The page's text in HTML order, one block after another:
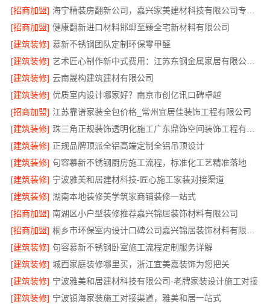
[招商加盟]
[招商加盟] 健康翻新进口材料邯郸至臻全宅新材料有限公司
[建筑装修] 慕新不锈钢团队定制环保零甲醛
[建筑装修]
艺术匠心制作新中式费用：江苏东钢金属家居有限公司详解
[建筑装修] 云南晟构建筑建材有限公司
[建筑装修] 优质室内设计哪家好？南京市创亿讯口碑卓越
[招商加盟] 江苏靠谱家装全包价格_常州宜居佳装饰工程有限公司
[建筑装修]
[建筑装修] 正规品牌顶派全铝高端定制全铝吊顶设计
[建筑装修] 句容慕新不锈钢厨房施工流程，标准化工艺精准落地
[建筑装修] 宁波雅美和居建材科技-匠心施工家装对接渠道
[建筑装修] 湖南本地装修美学筑家商铺装修一站式
[招商加盟] 南湖区小户型装修推荐嘉兴锦居装饰材料有限公司
[招商加盟]
[建筑装修] 句容慕新不锈钢卧室施工流程定制服务详解
[建筑装修] 城西家庭装修哪里买，浙江宜美嘉装饰为您把关
[建筑装修] 宁波雅美和居建材科技有限公司-老牌家装设计施工对接
[建筑装修] 宁波镇海家装施工对接渠道，雅美和居一站式